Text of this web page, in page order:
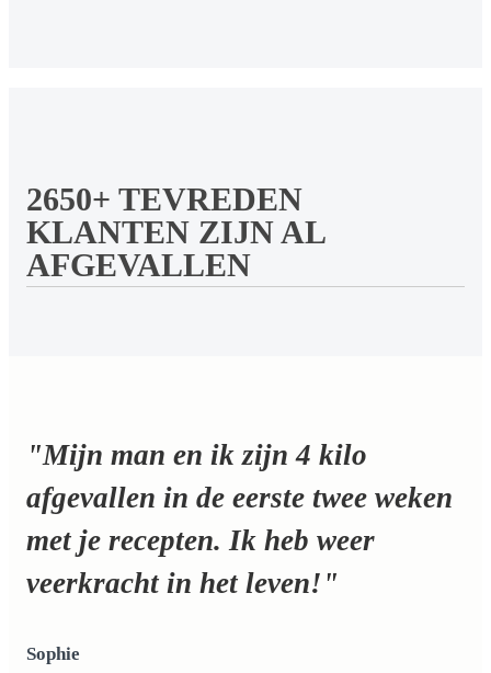
2650+ TEVREDEN
KLANTEN ZIJN AL
AFGEVALLEN
"Mijn man en ik zijn 4 kilo
afgevallen in de eerste twee weken
met je recepten. Ik heb weer
veerkracht in het leven!"
Sophie